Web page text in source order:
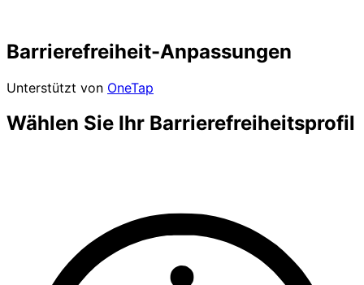
Barrierefreiheit-Anpassungen
Unterstützt von OneTap
Wählen Sie Ihr Barrierefreiheitsprofil